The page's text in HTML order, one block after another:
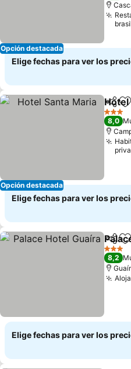
Opción destacada
Elige fechas para ver los
Opción destacada
Hotel
3
8,0
Elige fechas para ver los
3
8,2
Elige fechas para ver los